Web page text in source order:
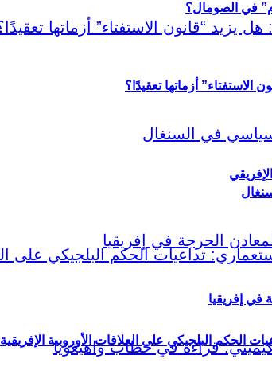
الحكم البلجيكي على العلاقات الأوروبية الإفريقية
أزماتها تعقيدًا؟
في إفريقيا